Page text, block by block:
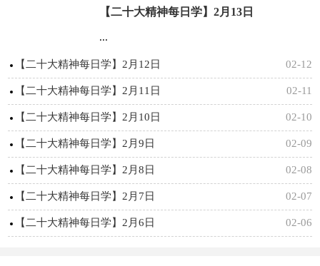
【二十大精神每日学】2月13日
...
【二十大精神每日学】2月12日 02-12
【二十大精神每日学】2月11日 02-11
【二十大精神每日学】2月10日 02-10
【二十大精神每日学】2月9日 02-09
【二十大精神每日学】2月8日 02-08
【二十大精神每日学】2月7日 02-07
【二十大精神每日学】2月6日 02-06